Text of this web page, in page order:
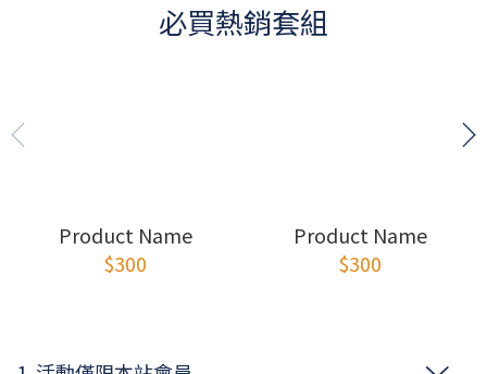
必買熱銷套組
Product Name
$300
Product Name
$300